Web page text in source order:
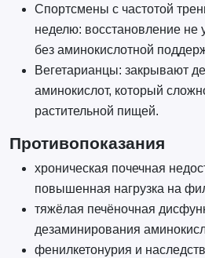
Спортсмены с частотой
неделю: восстановление не
без аминокислотной
Вегетарианцы: закрывают
аминокислот, который
растительной пищей.
Противопоказания
хроническая почечная
повышенная нагрузка на
тяжёлая печёночная
дезаминирования
фенилкетонурия и